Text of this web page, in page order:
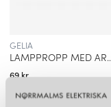
GELIA
LAMPPROPP
69 kr
LÄGG I